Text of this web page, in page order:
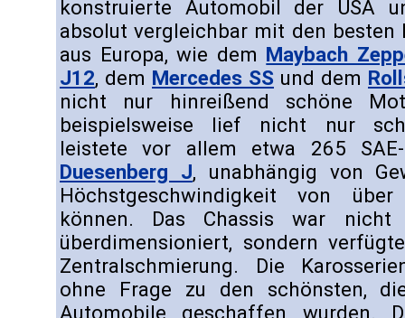
konstruierte Automobil der USA
absolut vergleichbar mit den besten
aus Europa, wie dem Maybach
J12, dem Mercedes SS und dem
nicht nur hinreißend schöne
beispielsweise lief nicht nur
leistete vor allem etwa 265
Duesenberg J, unabhängig von
Höchstgeschwindigkeit von
können. Das Chassis war
überdimensioniert, sondern
Zentralschmierung. Die
ohne Frage zu den schönsten,
Automobile geschaffen wurden.